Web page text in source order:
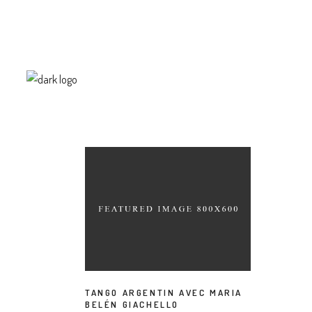
TANGO ARGENTIN AVEC MARIA
BELÉN GIACHELLO